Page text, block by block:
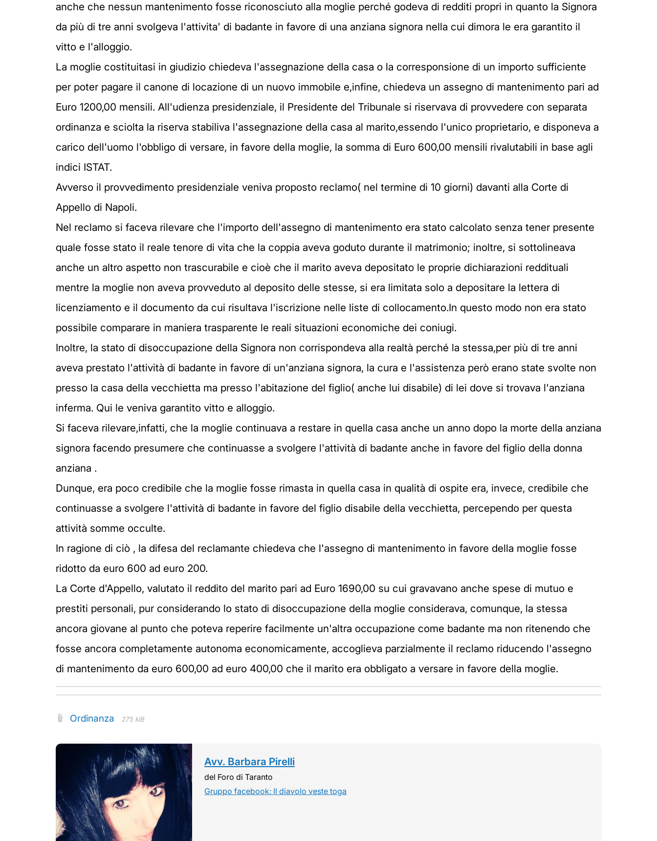
anche che nessun mantenimento fosse riconosciuto alla moglie perché godeva di redditi propri in quanto la Signora
da più di tre anni svolgeva l'attivita' di badante in favore di una anziana signora nella cui dimora le era garantito il
vitto e l'alloggio.
La moglie costituitasi in giudizio chiedeva l'assegnazione della casa o la corresponsione di un importo sufficiente
per poter pagare il canone di locazione di un nuovo immobile e,infine, chiedeva un assegno di mantenimento pari ad
Euro 1200,00 mensili. All'udienza presidenziale, il Presidente del Tribunale si riservava di provvedere con separata
ordinanza e sciolta la riserva stabiliva l'assegnazione della casa al marito,essendo l'unico proprietario, e disponeva a
carico dell'uomo l'obbligo di versare, in favore della moglie, la somma di Euro 600,00 mensili rivalutabili in base agli
indici ISTAT.
Avverso il provvedimento presidenziale veniva proposto reclamo( nel termine di 10 giorni) davanti alla Corte di
Appello di Napoli.
Nel reclamo si faceva rilevare che l'importo dell'assegno di mantenimento era stato calcolato senza tener presente
quale fosse stato il reale tenore di vita che la coppia aveva goduto durante il matrimonio; inoltre, si sottolineava
anche un altro aspetto non trascurabile e cioè che il marito aveva depositato le proprie dichiarazioni reddituali
mentre la moglie non aveva provveduto al deposito delle stesse, si era limitata solo a depositare la lettera di
licenziamento e il documento da cui risultava l'iscrizione nelle liste di collocamento.In questo modo non era stato
possibile comparare in maniera trasparente le reali situazioni economiche dei coniugi.
Inoltre, la stato di disoccupazione della Signora non corrispondeva alla realtà perché la stessa,per più di tre anni
aveva prestato l'attività di badante in favore di un'anziana signora, la cura e l'assistenza però erano state svolte non
presso la casa della vecchietta ma presso l'abitazione del figlio( anche lui disabile) di lei dove si trovava l'anziana
inferma. Qui le veniva garantito vitto e alloggio.
Si faceva rilevare,infatti, che la moglie continuava a restare in quella casa anche un anno dopo la morte della anziana
signora facendo presumere che continuasse a svolgere l'attività di badante anche in favore del figlio della donna
anziana .
Dunque, era poco credibile che la moglie fosse rimasta in quella casa in qualità di ospite era, invece, credibile che
continuasse a svolgere l'attività di badante in favore del figlio disabile della vecchietta, percependo per questa
attività somme occulte.
In ragione di ciò , la difesa del reclamante chiedeva che l'assegno di mantenimento in favore della moglie fosse
ridotto da euro 600 ad euro 200.
La Corte d'Appello, valutato il reddito del marito pari ad Euro 1690,00 su cui gravavano anche spese di mutuo e
prestiti personali, pur considerando lo stato di disoccupazione della moglie considerava, comunque, la stessa
ancora giovane al punto che poteva reperire facilmente un'altra occupazione come badante ma non ritenendo che
fosse ancora completamente autonoma economicamente, accoglieva parzialmente il reclamo riducendo l'assegno
di mantenimento da euro 600,00 ad euro 400,00 che il marito era obbligato a versare in favore della moglie.
Ordinanza 275 kiB
Avv. Barbara Pirelli
del Foro di Taranto
Gruppo facebook: Il diavolo veste toga